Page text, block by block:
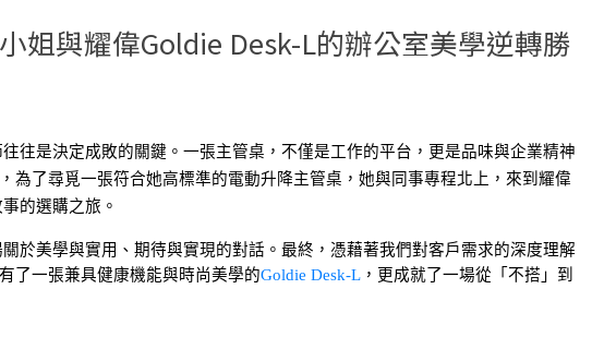
姐與耀偉Goldie Desk-L的辦公室美學逆轉勝
往是決定成敗的關鍵。一張主管桌，不僅是工作的平台，更是品味與企業精神
為了尋覓一張符合她高標準的電動升降主管桌，她與同事專程北上，來到耀偉
的選購之旅。
於美學與實用、期待與實現的對話。最終，憑藉著我們對客戶需求的深度理解
了一張兼具健康機能與時尚美學的Goldie Desk-L ，更成就了一場從「不搭」到